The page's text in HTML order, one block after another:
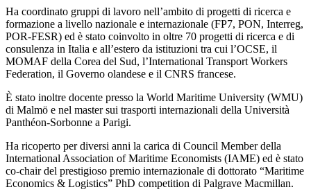
Ha coordinato gruppi di lavoro nell’ambito di progetti di ricerca e
formazione a livello nazionale e internazionale (FP7, PON, Interreg,
POR-FESR) ed è stato coinvolto in oltre 70 progetti di ricerca e di
consulenza in Italia e all’estero da istituzioni tra cui l’OCSE, il
MOMAF della Corea del Sud, l’International Transport Workers
Federation, il Governo olandese e il CNRS francese.
È stato inoltre docente presso la World Maritime University (WMU)
di Malmö e nel master sui trasporti internazionali della Università
Panthéon-Sorbonne a Parigi.
Ha ricoperto per diversi anni la carica di Council Member della
International Association of Maritime Economists (IAME) ed è stato
co-chair del prestigioso premio internazionale di dottorato “Maritime
Economics & Logistics” PhD competition di Palgrave Macmillan.